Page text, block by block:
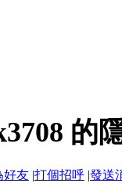
的
好友 |打個招呼 |發送